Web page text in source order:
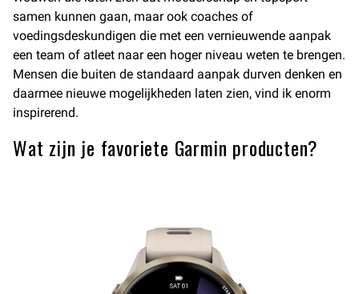
samen kunnen gaan, maar ook coaches of
voedingsdeskundigen die met een vernieuwende aanpak
een team of atleet naar een hoger niveau weten te brengen.
Mensen die buiten de standaard aanpak durven denken en
daarmee nieuwe mogelijkheden laten zien, vind ik enorm
inspirerend.
Wat zijn je favoriete Garmin producten?